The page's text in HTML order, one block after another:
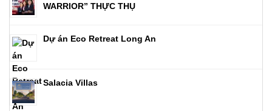
WARRIOR” THỰC THỤ
Dự án Eco Retreat Long An
Salacia Villas